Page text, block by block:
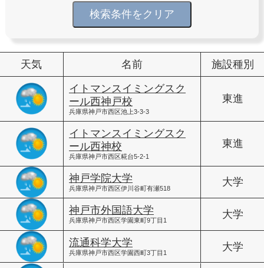
検索条件をクリア
天気 名前 施設種別
イトマンスイミングスク
ール西神戸校
兵庫県神戸市西区池上3-3-3
東進
イトマンスイミングスク
ール西神校
兵庫県神戸市西区糀台5-2-1
東進
神戸学院大学
兵庫県神戸市西区伊川谷町有瀬518
大学
神戸市外国語大学
兵庫県神戸市西区学園東町9丁目1
大学
流通科学大学
兵庫県神戸市西区学園西町3丁目1
大学